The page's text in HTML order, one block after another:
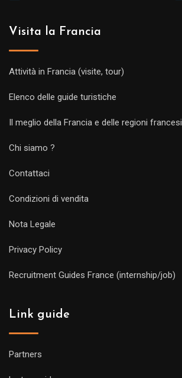
Visita la Francia
Attività in Francia (visite, tour)
Elenco delle guide turistiche
Il meglio della Francia e delle regioni francesi
Chi siamo ?
Contattaci
Condizioni di vendita
Nota Legale
Privacy Policy
Recruitment Guides France (internship/job)
Link guide
Partners